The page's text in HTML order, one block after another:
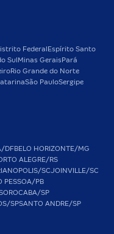
Federal Espírito Santo
Sul Minas Gerais Pará
Rio Grande do Norte
São PauloSergipe
DFBELO HORIZONTE/MG
ALEGRE/RS
SCJOINVILLE/SC
PESSOA/PB
SP
SPSANTO ANDRE/SP